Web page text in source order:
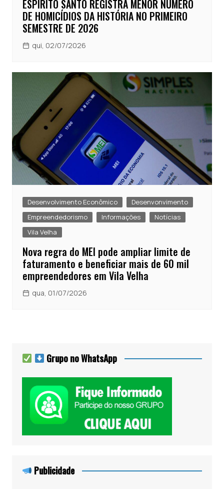
ESPÍRITO SANTO REGISTRA MENOR NÚMERO
DE HOMICÍDIOS DA HISTÓRIA NO PRIMEIRO
SEMESTRE DE 2026
qui, 02/07/2026
Desenvolvimento Econômico
Desenvonvimento
Empreendedorismo
Informações
Notícias
Vila Velha
Nova regra do MEI pode ampliar limite de
faturamento e beneficiar mais de 60 mil
empreendedores em Vila Velha
qua, 01/07/2026
Grupo no WhatsApp
Publicidade